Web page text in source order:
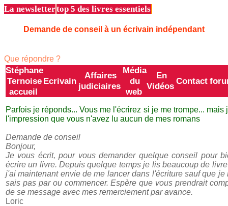
La newslettertop 5 des livres essentiels
Demande de conseil à un écrivain indépendant
Que répondre ?
Stéphane
Ternoise
accueil
Ecrivain
Affaires
judiciaires
Média
du
web
En
Vidéos Contact
Parfois je réponds... Vous me l'écrirez si je me trompe... mais
l'impression que vous n'avez lu aucun de mes romans
Demande de conseil
Bonjour,
Je vous écrit, pour vous demander quelque conseil pour
écrire un livre. Depuis quelque temps je lis beaucoup de
j'ai maintenant envie de me lancer dans l'écriture sauf que je
sais pas par ou commencer. Espère que vous prendrait
de se message avec mes remerciement par avance.
Loric